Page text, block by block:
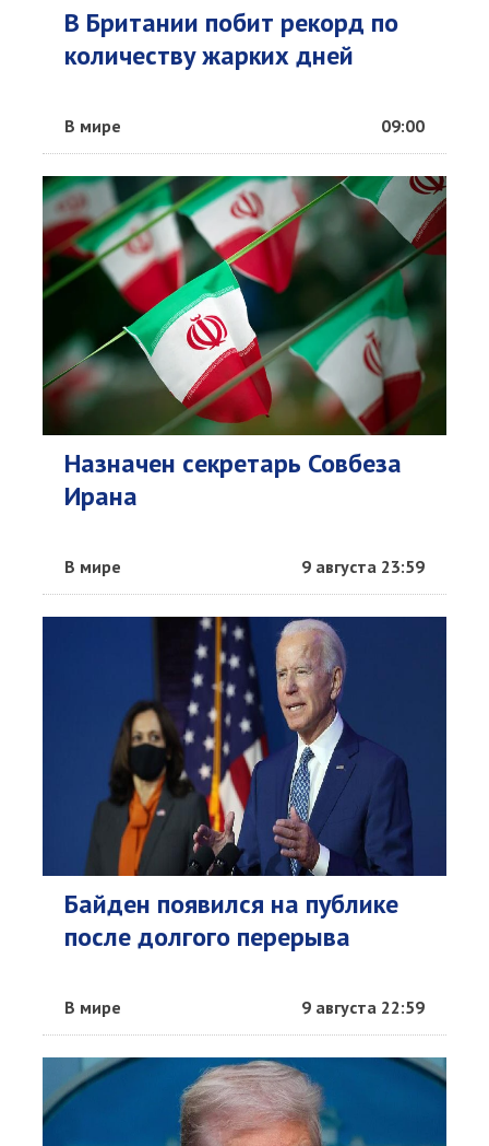
В Британии побит рекорд по
количеству жарких дней
В мире 09:00
Назначен секретарь Совбеза
Ирана
В мире 9 августа 23:59
Байден появился на публике
после долгого перерыва
В мире 9 августа 22:59